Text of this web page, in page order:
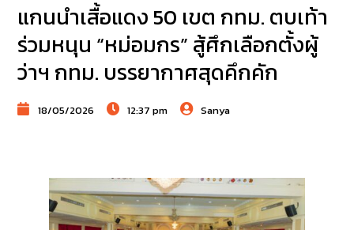
แกนนำเสื้อแดง 50 เขต กทม. ตบเท้า
ร่วมหนุน “หม่อมกร” สู้ศึกเลือกตั้งผู้
ว่าฯ กทม. บรรยากาศสุดคึกคัก
18/05/2026 12:37 pm Sanya